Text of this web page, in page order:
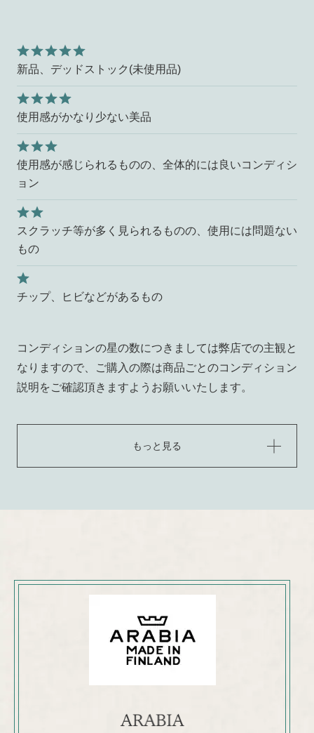
新品、デッドストック(未使用品)
使用感がかなり少ない美品
使用感が感じられるものの、全体的には良いコンディシ
ョン
スクラッチ等が多く見られるものの、使用には問題ない
もの
チップ、ヒビなどがあるもの
コンディションの星の数につきましては弊店での主観と
なりますので、ご購入の際は商品ごとのコンディション
説明をご確認頂きますようお願いいたします。
もっと見る